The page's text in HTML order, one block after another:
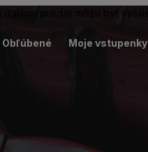
Obľúbené Moje vstupenky